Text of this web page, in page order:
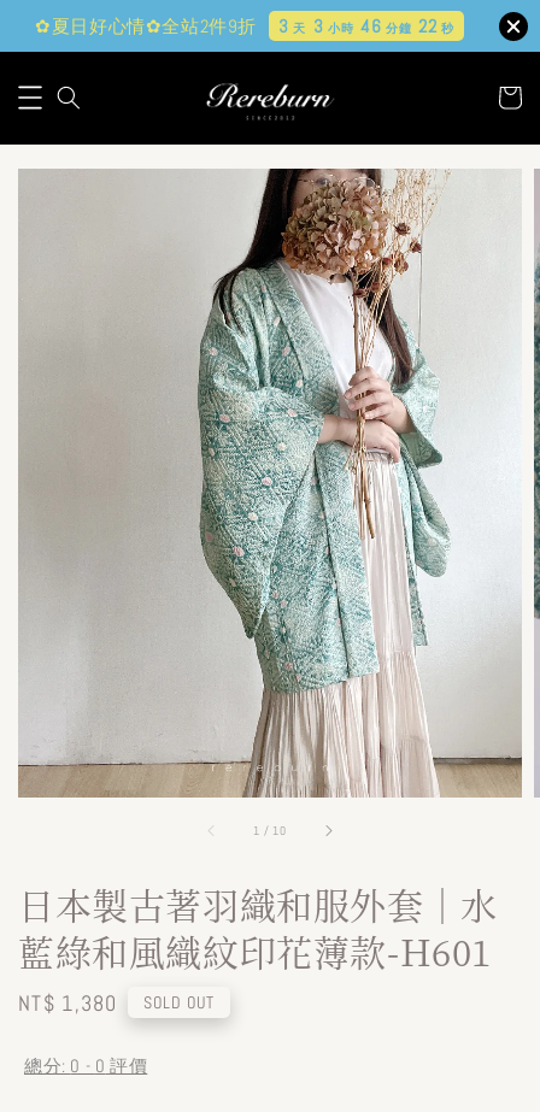
✿夏日好心情✿全站2件9折 3 天 3 小時 46 分鐘 21秒
1 / 10
日本製古著羽織和服外套｜水
藍綠和風織紋印花薄款-H601
Regular
NT$ 1,380 SOLD OUT
總分: 0 - 0 評價